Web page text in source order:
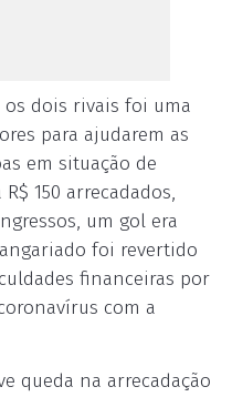
dois rivais foi uma
para ajudarem as
em situação de
150 arrecadados,
um gol era
foi revertido
financeiras por
com a
queda na arrecadação